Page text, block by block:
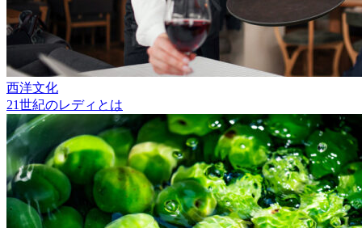
西洋文化
21世紀のレディとは